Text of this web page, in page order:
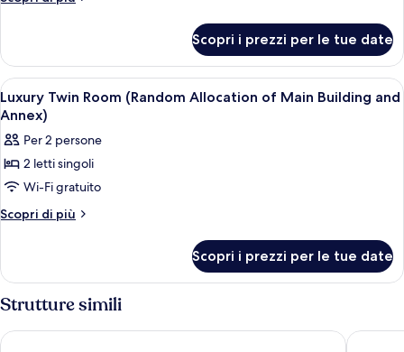
Allocation
of
Main
Building
and
Annex)
Twin
Room
(Random
Allocation
Main
Building
Annex)
Scopri i prezzi per le tue date
Apri
tutte
le
foto
per
Luxury
Twin
Allocation
of
Main
Building
Una cassaforte in camera,
10
Luxury Twin Room (Random Allocation of Main Building and
Annex)
Per 2 persone
2 letti singoli
Wi-Fi gratuito
Scopri di più
Altri
Twin
Room
(Random
Allocation
of
Scopri i prezzi per le tue date
Strutture simili
LOOP Seoul Hotel Retreat by Anook Seoul Gangnam 1